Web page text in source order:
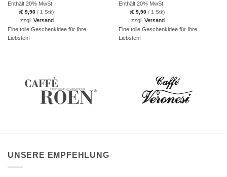
Enthält 20% MwSt.
(€ 9,90/ 1 Stk)
zzgl. Versand
Eine tolle Geschenkidee für Ihre
Liebsten!
Enthält 20% MwSt.
(€ 9,90/ 1 Stk)
zzgl. Versand
Eine tolle Geschenkidee für Ihre
Liebsten!
UNSERE EMPFEHLUNG